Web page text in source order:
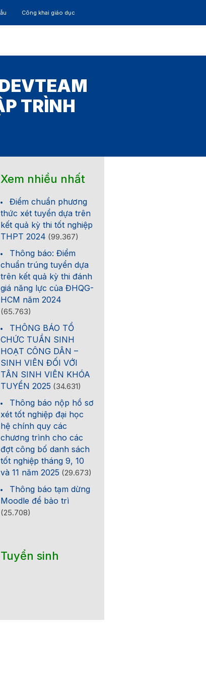
Công khai giáo dục
TRÌNH
Xem nhiều nhất
Điểm chuẩn phương
thức xét tuyển dựa trên
kết quả kỳ thi tốt nghiệp
THPT 2024 (99.367)
Thông báo: Điểm
chuẩn trúng tuyển dựa
trên kết quả kỳ thi đánh
giá năng lực của ĐHQG-
HCM năm 2024
(65.763)
THÔNG BÁO TỔ
CHỨC TUẦN SINH
HOẠT CÔNG DÂN –
SINH VIÊN ĐỐI VỚI
TÂN SINH VIÊN KHÓA
TUYỂN 2025 (34.631)
Thông báo nộp hồ sơ
xét tốt nghiệp đại học
hệ chính quy các
chương trình cho các
đợt công bố danh sách
tốt nghiệp tháng 9, 10
và 11 năm 2025 (29.673)
Thông báo tạm dừng
Moodle để bảo trì
(25.708)
Tuyển sinh